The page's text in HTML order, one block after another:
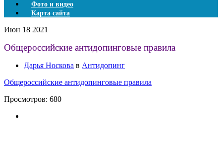
Фото и видео
Карта сайта
Июн 18 2021
Общероссийские антидопинговые правила
Дарья Носкова в Антидопинг
Общероссийские антидопинговые правила
Просмотров: 680